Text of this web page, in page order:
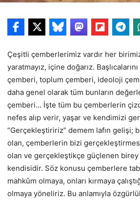
Çeşitli çemberlerimiz vardır her
yaratmayız, içine doğarız.
çemberi, toplum çemberi, ideoloji
daha genel olarak tüm bunların
çemberi… İşte tüm bu çemberlerin
nefes alıp verir, yaşar ve kendimizi
“Gerçekleştiririz” demem lafın gelişi;
olan, çemberlerin bizi
olan ve gerçekleştikçe güçlenen
kendisidir. Söz konusu çemberlere
mahkûm olmaya, onları kırmaya
olmaya yöneliriz. Bu anlamıyla